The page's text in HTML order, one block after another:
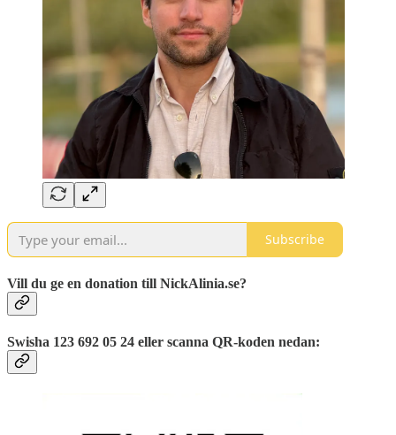
Subscribe
Vill du ge en donation till NickAlinia.se?
Swisha 123 692 05 24 eller scanna QR-koden nedan: